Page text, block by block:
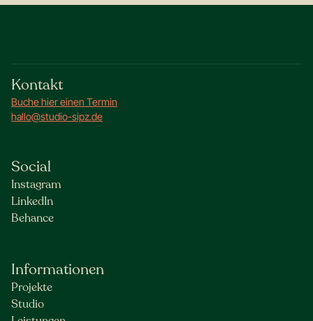
Kontakt
Buche hier einen Termin
hallo@studio-sipz.de
Social
Instagram
LinkedIn
Behance
Informationen
Projekte
Studio